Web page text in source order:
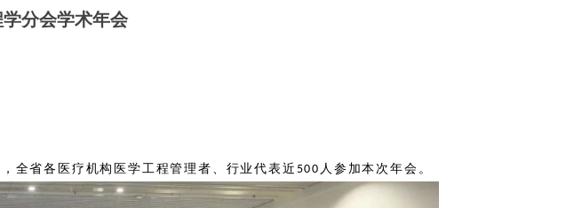
分会学术年会
全省各医疗机构医学工程管理者、行业代表近 500 人参加本次年会。